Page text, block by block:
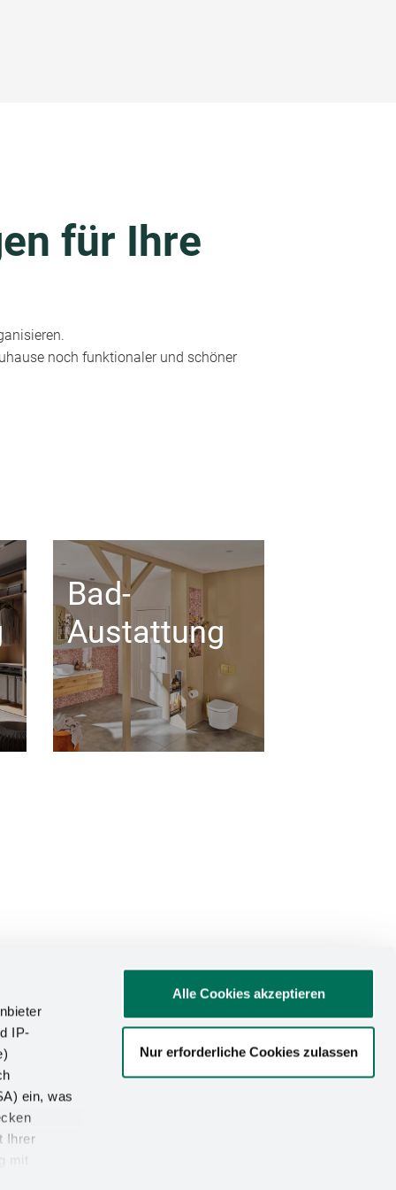
IP-
ein, was
Ihrer
Alle Cookies akzeptieren
Nur erforderliche Cookies zulassen
für Ihre
noch funktionaler und schöner
Bad-
Austattung